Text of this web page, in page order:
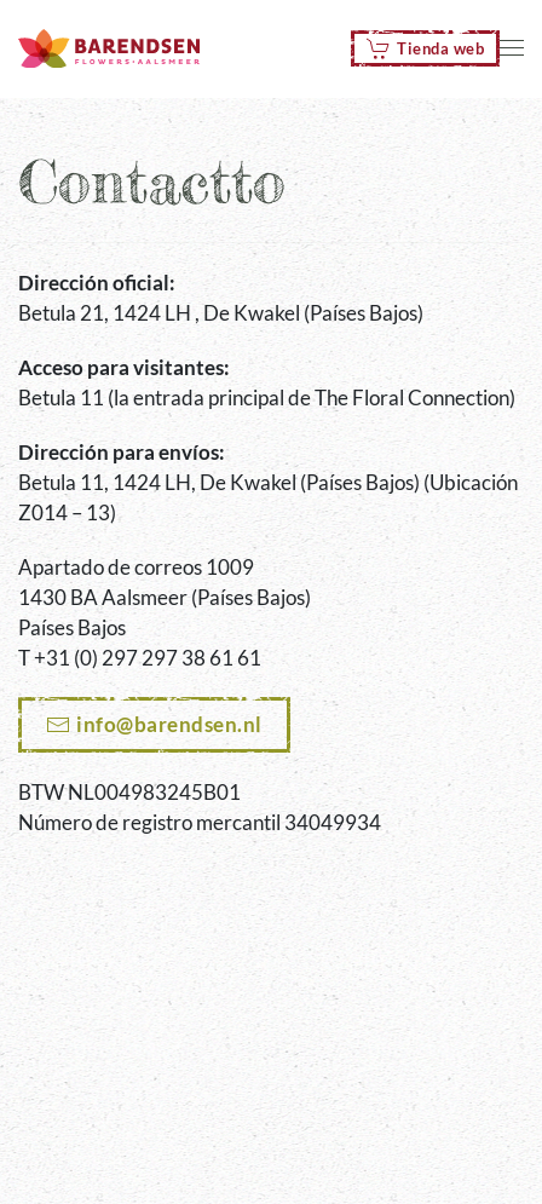
Skip to main content Tienda web
Contactto
Dirección oficial:
Betula 21, 1424 LH , De Kwakel (Países Bajos)
Acceso para visitantes:
Betula 11 (la entrada principal de The Floral Connection)
Dirección para envíos:
Betula 11, 1424 LH, De Kwakel (Países Bajos) (Ubicación
Z014 – 13)
Apartado de correos 1009
1430 BA Aalsmeer (Países Bajos)
Países Bajos
T +31 (0) 297 297 38 61 61
info@barendsen.nl
BTW NL004983245B01
Número de registro mercantil 34049934